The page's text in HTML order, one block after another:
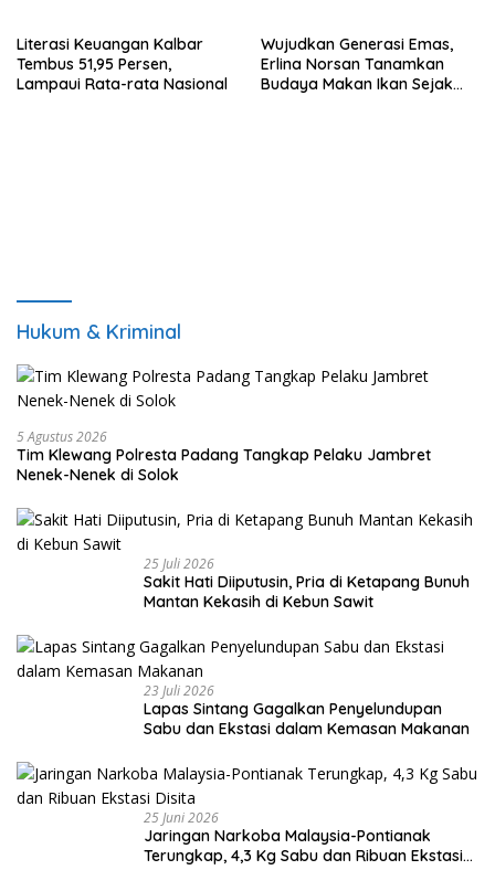
Literasi Keuangan Kalbar
Tembus 51,95 Persen,
Lampaui Rata-rata Nasional
Wujudkan Generasi Emas,
Erlina Norsan Tanamkan
Budaya Makan Ikan Sejak
Hukum & Kriminal
5 Agustus 2026
Tim Klewang Polresta Padang Tangkap Pelaku Jambret
Nenek-Nenek di Solok
25 Juli 2026
Sakit Hati Diiputusin, Pria di Ketapang Bunuh
Mantan Kekasih di Kebun Sawit
23 Juli 2026
Lapas Sintang Gagalkan Penyelundupan
Sabu dan Ekstasi dalam Kemasan Makanan
25 Juni 2026
Jaringan Narkoba Malaysia-Pontianak
Terungkap, 4,3 Kg Sabu dan Ribuan Ekstasi